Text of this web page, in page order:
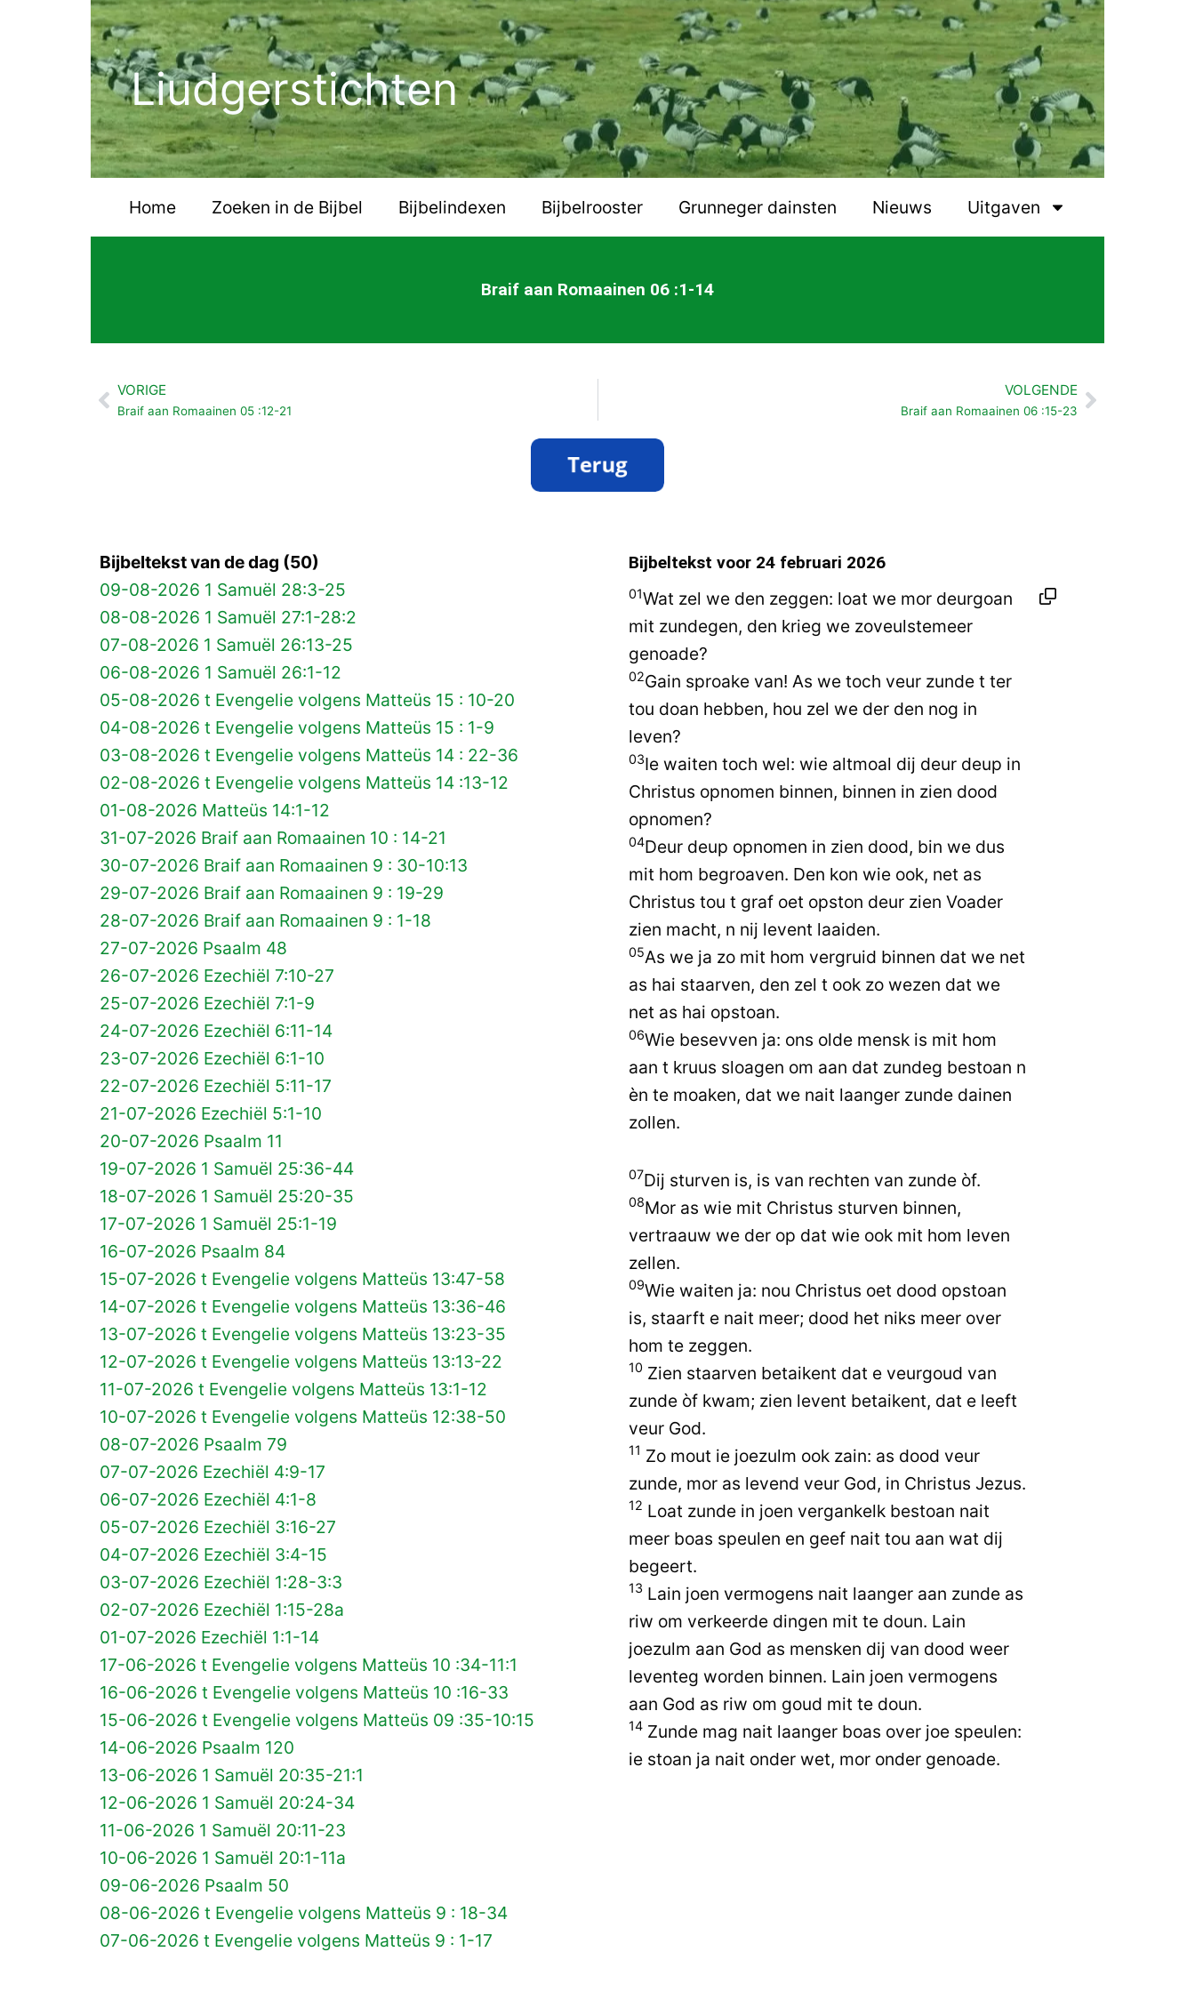
Liudgerstichten
Home Zoeken in de Bijbel Bijbelindexen Bijbelrooster Grunneger dainsten Nieuws Uitgaven
Braif aan Romaainen 06 :1-14
Vorige
VORIGE
Braif aan Romaainen 05 :12-21
VOLGENDE
Braif aan Romaainen 06 :15-23Volgende
Bijbeltekst van de dag (50)
09-08-2026 1 Samuël 28:3-25
08-08-2026 1 Samuël 27:1-28:2
07-08-2026 1 Samuël 26:13-25
06-08-2026 1 Samuël 26:1-12
05-08-2026 t Evengelie volgens Matteüs 15 : 10-20
04-08-2026 t Evengelie volgens Matteüs 15 : 1-9
03-08-2026 t Evengelie volgens Matteüs 14 : 22-36
02-08-2026 t Evengelie volgens Matteüs 14 :13-12
01-08-2026 Matteüs 14:1-12
31-07-2026 Braif aan Romaainen 10 : 14-21
30-07-2026 Braif aan Romaainen 9 : 30-10:13
29-07-2026 Braif aan Romaainen 9 : 19-29
28-07-2026 Braif aan Romaainen 9 : 1-18
27-07-2026 Psaalm 48
26-07-2026 Ezechiël 7:10-27
25-07-2026 Ezechiël 7:1-9
24-07-2026 Ezechiël 6:11-14
23-07-2026 Ezechiël 6:1-10
22-07-2026 Ezechiël 5:11-17
21-07-2026 Ezechiël 5:1-10
20-07-2026 Psaalm 11
19-07-2026 1 Samuël 25:36-44
18-07-2026 1 Samuël 25:20-35
17-07-2026 1 Samuël 25:1-19
16-07-2026 Psaalm 84
15-07-2026 t Evengelie volgens Matteüs 13:47-58
14-07-2026 t Evengelie volgens Matteüs 13:36-46
13-07-2026 t Evengelie volgens Matteüs 13:23-35
12-07-2026 t Evengelie volgens Matteüs 13:13-22
11-07-2026 t Evengelie volgens Matteüs 13:1-12
10-07-2026 t Evengelie volgens Matteüs 12:38-50
08-07-2026 Psaalm 79
07-07-2026 Ezechiël 4:9-17
06-07-2026 Ezechiël 4:1-8
05-07-2026 Ezechiël 3:16-27
04-07-2026 Ezechiël 3:4-15
03-07-2026 Ezechiël 1:28-3:3
02-07-2026 Ezechiël 1:15-28a
01-07-2026 Ezechiël 1:1-14
17-06-2026 t Evengelie volgens Matteüs 10 :34-11:1
16-06-2026 t Evengelie volgens Matteüs 10 :16-33
15-06-2026 t Evengelie volgens Matteüs 09 :35-10:15
14-06-2026 Psaalm 120
13-06-2026 1 Samuël 20:35-21:1
12-06-2026 1 Samuël 20:24-34
11-06-2026 1 Samuël 20:11-23
10-06-2026 1 Samuël 20:1-11a
09-06-2026 Psaalm 50
08-06-2026 t Evengelie volgens Matteüs 9 : 18-34
07-06-2026 t Evengelie volgens Matteüs 9 : 1-17
Bijbeltekst voor 24 februari 2026
01Wat zel we den zeggen: loat we mor deurgoan
mit zundegen, den krieg we zoveulstemeer
genoade?
02Gain sproake van! As we toch veur zunde t ter
tou doan hebben, hou zel we der den nog in
leven?
03Ie waiten toch wel: wie altmoal dij deur deup in
Christus opnomen binnen, binnen in zien dood
opnomen?
04Deur deup opnomen in zien dood, bin we dus
mit hom begroaven. Den kon wie ook, net as
Christus tou t graf oet opston deur zien Voader
zien macht, n nij levent laaiden.
05As we ja zo mit hom vergruid binnen dat we net
as hai staarven, den zel t ook zo wezen dat we
net as hai opstoan.
06Wie besevven ja: ons olde mensk is mit hom
aan t kruus sloagen om aan dat zundeg bestoan n
èn te moaken, dat we nait laanger zunde dainen
zollen.
07Dij sturven is, is van rechten van zunde òf.
08Mor as wie mit Christus sturven binnen,
vertraauw we der op dat wie ook mit hom leven
zellen.
09Wie waiten ja: nou Christus oet dood opstoan
is, staarft e nait meer; dood het niks meer over
hom te zeggen.
10 Zien staarven betaikent dat e veurgoud van
zunde òf kwam; zien levent betaikent, dat e leeft
veur God.
11 Zo mout ie joezulm ook zain: as dood veur
zunde, mor as levend veur God, in Christus Jezus.
12 Loat zunde in joen vergankelk bestoan nait
meer boas speulen en geef nait tou aan wat dij
begeert.
13 Lain joen vermogens nait laanger aan zunde as
riw om verkeerde dingen mit te doun. Lain
joezulm aan God as mensken dij van dood weer
leventeg worden binnen. Lain joen vermogens
aan God as riw om goud mit te doun.
14 Zunde mag nait laanger boas over joe speulen:
ie stoan ja nait onder wet, mor onder genoade.